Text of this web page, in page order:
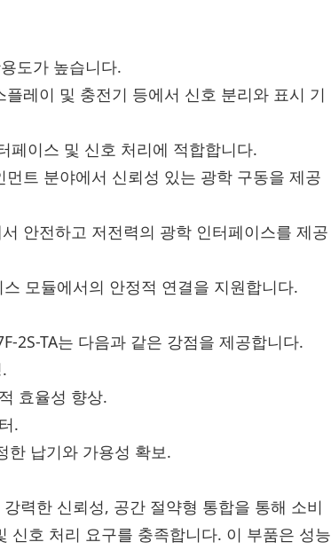
도가 높습니다.
레이 및 충전기 등에서 신호 분리와 표시 기
페이스 및 신호 처리에 적합합니다.
먼트 분야에서 신뢰성 있는 광학 구동을 제공
안전하고 저전력의 광학 인터페이스를 제공
모듈에서의 안정적 연결을 지원합니다.
2S-TA는 다음과 같은 강점을 제공합니다.
효율성 향상.
.
한 납기와 가용성 확보.
력한 신뢰성, 공간 절약형 통합을 통해 소비
신호 처리 요구를 충족합니다. 이 부품은 성능